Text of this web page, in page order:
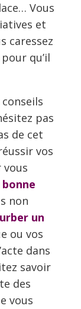
Vous
et
caressez
qu’il
pas
de cet
vos
vous
non
un
ou vos
dans
savoir
des
vous